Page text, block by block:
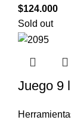
$124.000
Sold out
Juego 9